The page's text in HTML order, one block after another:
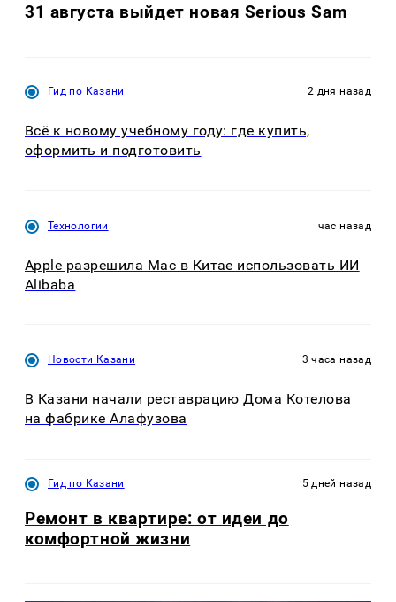
31 августа выйдет новая Serious Sam
Гид по Казани 2 дня назад
Всё к новому учебному году: где купить,
оформить и подготовить
Технологии час назад
Apple разрешила Mac в Китае использовать ИИ
Alibaba
Новости Казани 3 часа назад
В Казани начали реставрацию Дома Котелова
на фабрике Алафузова
Гид по Казани 5 дней назад
Ремонт в квартире: от идеи до
комфортной жизни